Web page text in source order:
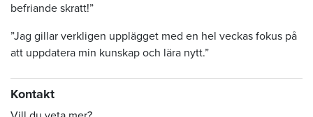
befriande skratt!”
”Jag gillar verkligen upplägget med en hel veckas fokus på
att uppdatera min kunskap och lära nytt.”
Kontakt